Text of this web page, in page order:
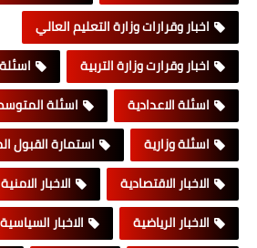
اخبار وقرارات وزارة التعليم العالي
اخبار وقرارت وزارة التربية
اسئلة الاعدادية
اسئلة
اسئلة وزارية
استمارة القبول
الاخبار الاقتصادية
الاخبار الامنية
الاخبار الرياضية
الاخبار السياسية